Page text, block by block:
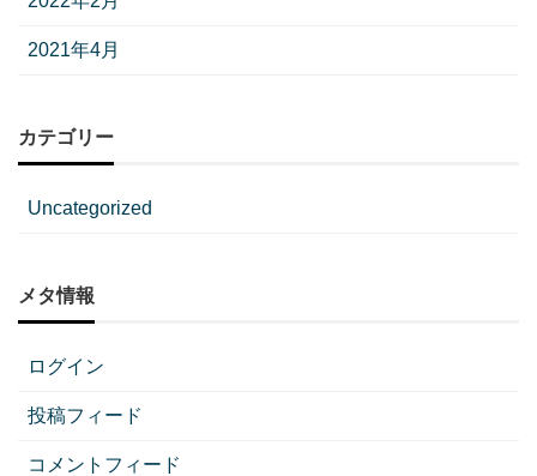
2021年4月
カテゴリー
Uncategorized
メタ情報
ログイン
投稿フィード
コメントフィード